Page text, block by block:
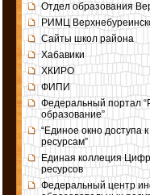
Отдел образования
РИМЦ
Сайты школ района
Хабавики
ХКИРО
ФИПИ
Федеральный портал
образование”
“Единое окно доступа
ресурсам”
Единая коллеция
ресурсов
Федеральный центр